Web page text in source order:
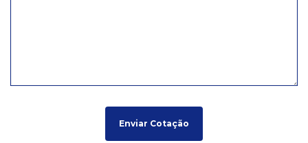
Enviar Cotação